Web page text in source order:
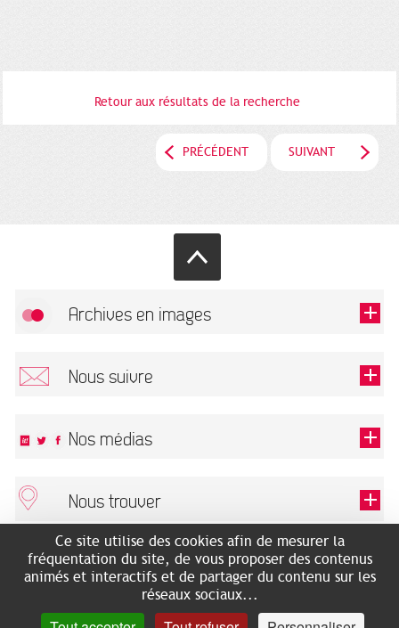
Retour aux résultats de la recherche
PRÉCÉDENT SUIVANT
Archives en images
Nous suivre
Ce champ est exigé.
Nos médias
Nous trouver
ARCHIVES MUNICIPALES
2 rue des Archives
Accès mobilité réduite :
RECHERCHES GÉNÉALOGIQUES
NOUS CONNAÎTRE
SERVICE ÉDUCATIF
LES ARCHIVES EN LIGNE
Ce site utilise des cookies afin de mesurer la
fréquentation du site, de vous proposer des contenus
animés et interactifs et de partager du contenu sur les
réseaux sociaux...